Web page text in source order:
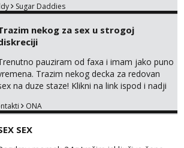
Sugar Daddies
nekog za sex u strogoj
pauziram od faxa i imam jako puno
Trazim nekog decka za redovan
na duze staze! Klikni na link ispod i nadji
ONA
SEX